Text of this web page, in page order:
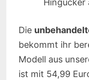
Hingucker
Die
bekommt ihr
Modell aus
ist mit 54,99